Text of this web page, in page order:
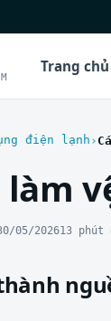
Trang chủ
điện lạnh
làm
05/202613 phút